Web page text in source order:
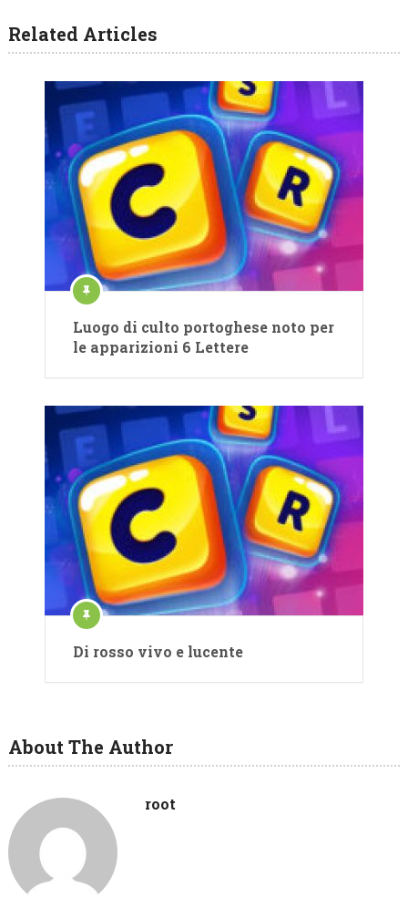
Related Articles
Luogo di culto portoghese noto per
le apparizioni 6 Lettere
Di rosso vivo e lucente
About The Author
root